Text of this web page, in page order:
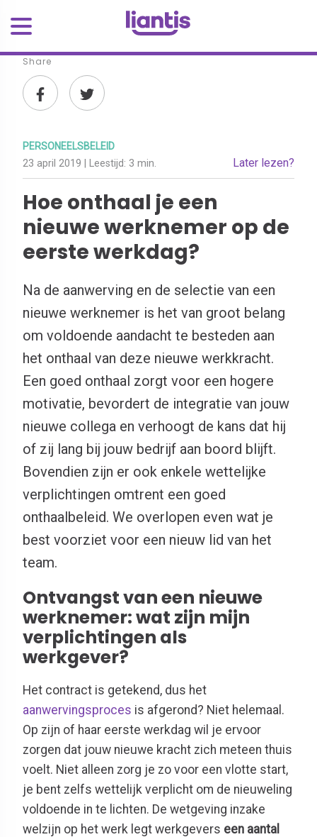
Share
PERSONEELSBELEID
23 april 2019 | Leestijd: 3 min. Later lezen?
Hoe onthaal je een
nieuwe werknemer op de
eerste werkdag?
Na de aanwerving en de selectie van een
nieuwe werknemer is het van groot belang
om voldoende aandacht te besteden aan
het onthaal van deze nieuwe werkkracht.
Een goed onthaal zorgt voor een hogere
motivatie, bevordert de integratie van jouw
nieuwe collega en verhoogt de kans dat hij
of zij lang bij jouw bedrijf aan boord blijft.
Bovendien zijn er ook enkele wettelijke
verplichtingen omtrent een goed
onthaalbeleid. We overlopen even wat je
best voorziet voor een nieuw lid van het
team.
Ontvangst van een nieuwe
werknemer: wat zijn mijn
verplichtingen als
werkgever?
Het contract is getekend, dus het
aanwervingsproces is afgerond? Niet helemaal.
Op zijn of haar eerste werkdag wil je ervoor
zorgen dat jouw nieuwe kracht zich meteen thuis
voelt. Niet alleen zorg je zo voor een vlotte start,
je bent zelfs wettelijk verplicht om de nieuweling
voldoende in te lichten. De wetgeving inzake
welzijn op het werk legt werkgevers een aantal